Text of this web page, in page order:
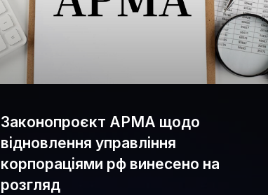
Законопроєкт АРМА щодо
відновлення управління
корпораціями рф винесено на
розгляд